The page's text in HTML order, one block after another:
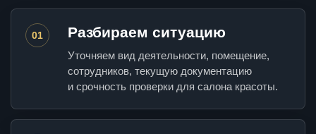
01 Разбираем ситуацию
Уточняем вид деятельности, помещение,
сотрудников, текущую документацию
и срочность проверки для салона красоты.